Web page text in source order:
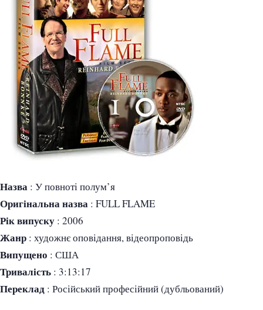
Назва : У повноті полум’я
Оригінальна назва : FULL FLAME
Рік випуску : 2006
Жанр : художнє оповідання, відеопроповідь
Випущено : США
Тривалість : 3:13:17
Переклад : Російський професійний (дубльований)